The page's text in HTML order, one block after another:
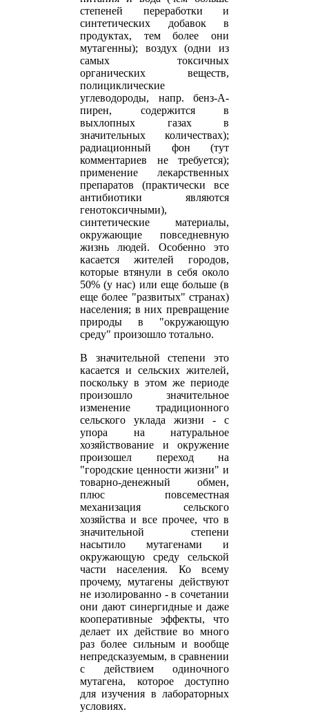
степеней переработки и
синтетических добавок в
продуктах, тем более они
мутагенны); воздух (одни из
самых токсичных
органических веществ,
полициклические
углеводороды, напр. бенз-А-
пирен, содержится в
выхлопных газах в
значительных количествах);
радиационный фон (тут
комментариев не требуется);
применение лекарственных
препаратов (практически все
антибиотики являются
генотоксичными),
синтетические материалы,
окружающие повседневную
жизнь людей. Особенно это
касается жителей городов,
которые втянули в себя около
50% (у нас) или еще больше (в
еще более "развитых" странах)
населения; в них превращение
природы в "окружающую
среду" произошло тотально.
В значительной степени это
касается и сельских жителей,
поскольку в этом же периоде
произошло значительное
изменение традиционного
сельского уклада жизни - с
упора на натуральное
хозяйствование и окружение
произошел переход на
"городские ценности жизни" и
товарно-денежный обмен,
плюс повсеместная
механизация сельского
хозяйства и все прочее, что в
значительной степени
насытило мутагенами и
окружающую среду сельской
части населения. Ко всему
прочему, мутагены действуют
не изолированно - в сочетании
они дают синергидные и даже
кооперативные эффекты, что
делает их действие во много
раз более сильным и вообще
непредсказуемым, в сравнении
с действием одиночного
мутагена, которое доступно
для изучения в лабораторных
условиях.